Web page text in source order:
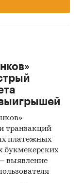
транзакций
платежных
букмекерских
выявление